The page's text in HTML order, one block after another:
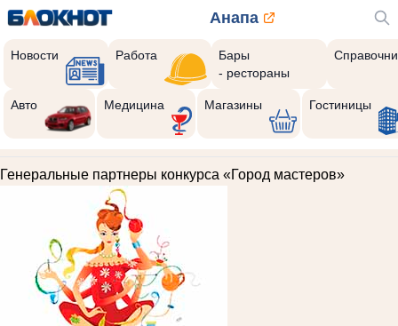
Анапа
Новости Работа
Бары
- рестораны
Авто Медицина Магазины Гостиницы
Генеральные партнеры конкурса «Город мастеров»